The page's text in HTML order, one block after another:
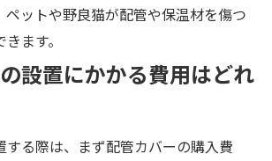
ペットや野良猫が配管や保温材を傷つ
ます。
設置にかかる費用はどれ
する際は、まず配管カバーの購入費